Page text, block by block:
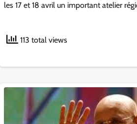
les 17 et 18 avril un important atelier
113 total views